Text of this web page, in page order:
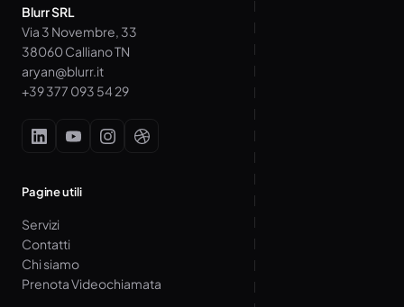
Blurr SRL
Via 3 Novembre, 33
38060 Calliano TN
aryan@blurr.it
+39 377 093 54 29
Pagine utili
Servizi
Contatti
Chi siamo
Prenota Videochiamata